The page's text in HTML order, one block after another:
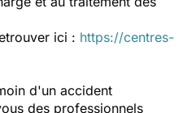
ici : https://centres-
d'un accident
des professionnels